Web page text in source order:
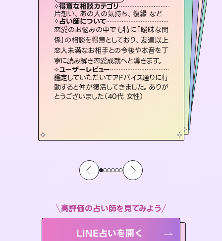
得意な相談カテゴリ
片想い、あの人の気持ち、復縁 など
占い師について
恋愛のお悩みの中でも特に「曖昧な関
係」の相談を得意としており、友達以上
恋人未満なお相手との今後や本音を丁
寧に読み解き恋愛成就へと導きます。
ユーザーレビュー
鑑定していただいてアドバイス通りに行
動すると仲が復活してきました。ありが
とうございました（40代 女性）
得意な相談カテゴリ
片想い、あの人の気持ち、復縁 など
占い師について
3,700年以上の歴史を持つ東洋最古の
占術「易占」で詳細まで占い、幸せへ向
かう道筋を示します。厳しい結果にも具
体的な対策をお伝えします。
ユーザーレビュー
複雑な背景もしっかり聞いて鑑定して
いただけました。気持ちが楽になりまし
た（50代 女性）
得意な相談カテゴリ
恋愛総合、片想い、二人の未来 など
占い師について
復縁、恋愛、不倫の行方、同性愛や片
思い、仕事関係や借金問題まで知りた
いことや心の負担になっていることを
紐解き、背中をそっと押して導きます。
ユーザーレビュー
安心感のあり、言い切ってくれる所や濁
さない鑑定のおかげで、毎回自分の気
持ちを整えられます（30代 男性）
オラクルカード
得意な相談カテゴリ
恋愛総合、あの人の気持ち など
占い師について
霊視×オラクルカードを使って「今」と「未来」そして「気になるあの人の気持ち」まで丁寧に読み解き、恋や人生のヒントを優しく引き出します。
ユーザーレビュー
不安な気持ちが嘘みたいに晴れまし
た…！よく視えていらっしゃるんだなと
感じました（40代 女性）
スピリチュアル・リーディング
得意な相談カテゴリ
出逢い、片想い、復縁 など
占い師について
未来には何パターンもの選択肢があり
ます。不安で視えにくくなっているあな
たの素敵な未来を見つけ、その未来を
選択できるようアドバイスします。
ユーザーレビュー
職場の人の性質や人間関係、本心など
本当によく視えていてびっくり。対策が
打てて前向きになれます（40代）
タロット
スピリチュアル・リーディング
得意な相談カテゴリ
片想い、二人の未来、年の差 など
占い師について
連絡再開、復縁、成就などの報告実績
多数。セラピストとして2万超の施術経
験があるからこそできる鑑定で、より良
い未来をサポートします。
ユーザーレビュー
とても心温まる鑑定でした。しかもこち
らは何も言っていないのに視えていらっ
しゃるんだなと驚きです（30代女性）
高評価の占い師を見てみよう
LINE占いを開く